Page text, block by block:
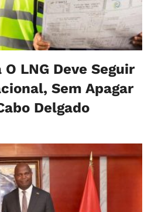
LNG Deve Seguir
Sem Apagar
Delgado